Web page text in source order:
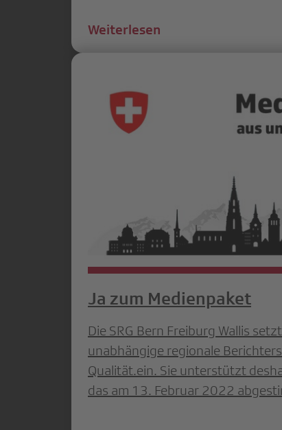
Weiterlesen
Ja zum Medienpaket
Die SRG Bern Freiburg Wallis
unabhängige regionale
Qualität.ein. Sie unterstützt
das am 13. Februar 2022